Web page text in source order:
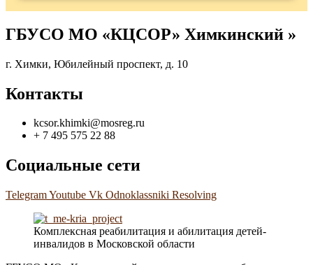
ГБУСО МО «КЦСОР» Химкинский »
г. Химки, Юбилейный проспект, д. 10
Контакты
kcsor.khimki@mosreg.ru
+ 7 495 575 22 88
Социальные сети
TelegramYoutube Vk Odnoklassniki Resolving
Комплексная реабилитация и абилитация детей-
инвалидов в Московской области